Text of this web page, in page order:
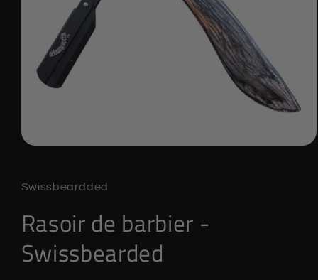
1
dans
fenêtre
modale
Swissbeardded
Rasoir de barbier -
Swissbearded